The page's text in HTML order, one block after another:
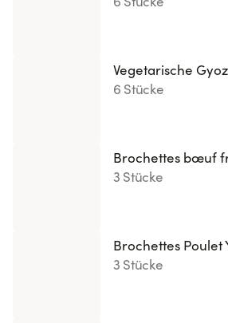
Vegetarische
6 Stücke
Brochettes bœuf
3 Stücke
Brochettes Poulet
3 Stücke